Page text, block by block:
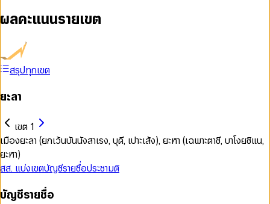
ผลคะแนนรายเขต
สรุปทุกเขต
ยะลา
เขต 1
เมืองยะลา (ยกเว้นบันนังสาเรง, บุดี, เปาะเส้ง), ยะหา (เฉพาะตาชี, บาโงยซิแน,
ยะหา)
สส. แบ่งเขตบัญชีรายชื่อประชามติ
บัญชีรายชื่อ